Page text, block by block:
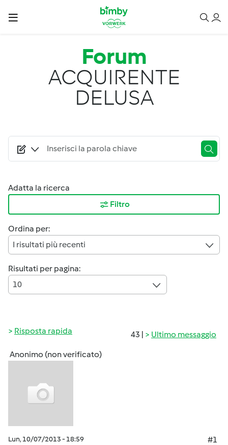
Salta al contenuto principale
Forum
ACQUIRENTE
DELUSA
Adatta la ricerca
Filtro
Ordina per:
I risultati più recenti
Risultati per pagina:
10
43 | Ultimo messaggio
Risposta rapida
Anonimo (non verificato)
Lun, 10/07/2013 - 18:59
#1